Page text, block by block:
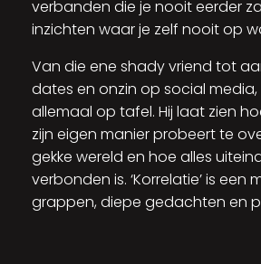
verbanden die je nooit eerder
inzichten waar je zelf nooit op
Van die ene shady vriend tot
dates en onzin op social
allemaal op tafel. Hij laat zien
zijn eigen manier probeert te
gekke wereld en hoe alles
verbonden is. ‘Korrelatie’ is een
grappen, diepe gedachten en